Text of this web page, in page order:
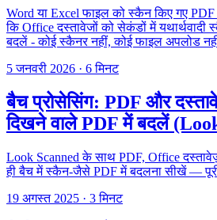
Word या Excel फाइल को स्कैन किए गए
कि Office दस्तावेजों को सेकंडों में
बदलें - कोई स्कैनर नहीं, कोई फाइल अपलोड
5 जनवरी 2026 · 6 मिनट
बैच प्रोसेसिंग: PDF और
दिखने वाले PDF में बदलें
Look Scanned के साथ PDF, Office
ही बैच में स्कैन-जैसे PDF में बदलना सीखें —
19 अगस्त 2025 · 3 मिनट